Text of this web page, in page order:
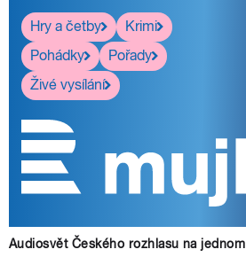
Hry a četby
Krimi
Pohádky
Pořady
Živé vysílání
Audiosvět Českého rozhlasu na